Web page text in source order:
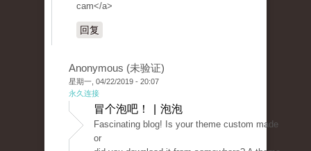
cam</a>
回复
Anonymous (未验证)
星期一, 04/22/2019 - 20:07
永久连接
冒个泡吧！ | 泡泡
Fascinating blog! Is your theme custom made
or